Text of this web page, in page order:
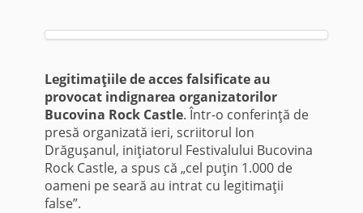
Legitimaţiile de acces falsificate au
provocat indignarea organizatorilor
Bucovina Rock Castle. Într-o conferinţă de
presă organizată ieri, scriitorul Ion
Drăguşanul, iniţiatorul Festivalului Bucovina
Rock Castle, a spus că „cel puţin 1.000 de
oameni pe seară au intrat cu legitimaţii
false”.